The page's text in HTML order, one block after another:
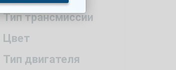
Тип трансмиссии
Цвет
Тип двигателя